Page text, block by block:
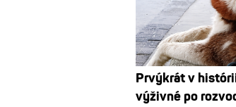
Prvýkrát v
výživné po